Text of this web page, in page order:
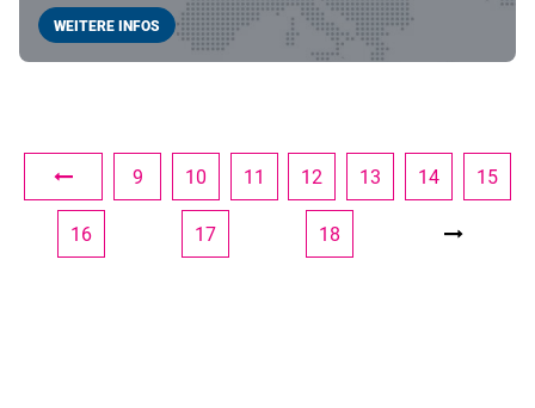
WEITERE INFOS
9 10 11 12 13 14 15
16 17 18